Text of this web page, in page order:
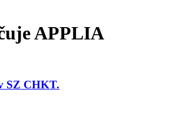
APPLIA
SZ CHKT.